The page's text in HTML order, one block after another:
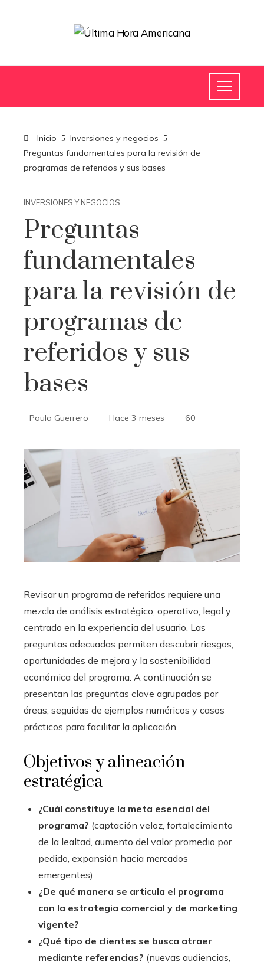
Inicio
Inversiones y negocios
Preguntas fundamentales para la revisión de
programas de referidos y sus bases
INVERSIONES Y NEGOCIOS
Preguntas
fundamentales
para la revisión de
programas de
referidos y sus
bases
Paula Guerrero Hace 3 meses 60
Revisar un programa de referidos requiere una
mezcla de análisis estratégico, operativo, legal y
centrado en la experiencia del usuario. Las
preguntas adecuadas permiten descubrir riesgos,
oportunidades de mejora y la sostenibilidad
económica del programa. A continuación se
presentan las preguntas clave agrupadas por
áreas, seguidas de ejemplos numéricos y casos
prácticos para facilitar la aplicación.
Objetivos y alineación
estratégica
¿Cuál constituye la meta esencial del
programa? (captación veloz, fortalecimiento
de la lealtad, aumento del valor promedio por
pedido, expansión hacia mercados
emergentes).
¿De qué manera se articula el programa
con la estrategia comercial y de marketing
vigente?
¿Qué tipo de clientes se busca atraer
mediante referencias? (nuevas audiencias,